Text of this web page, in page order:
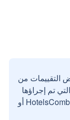
التقييمات من
تم إجراؤها
بواسطة مستخدمين حقيقيين مع HotelsCombined أو